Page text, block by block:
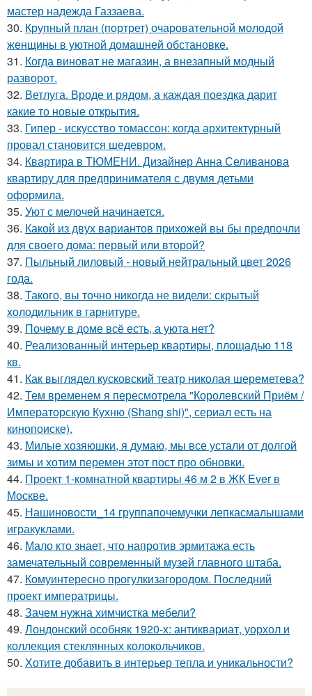
мастер надежда Газзаева.
30. Крупный план (портрет) очаровательной молодой
женщины в уютной домашней обстановке.
31. Когда виноват не магазин, а внезапный модный
разворот.
32. Ветлуга. Вроде и рядом, а каждая поездка дарит
какие то новые открытия.
33. Гипер - искусство томассон: когда архитектурный
провал становится шедевром.
34. Квартира в ТЮМЕНИ. Дизайнер Анна Селиванова
квартиру для предпринимателя с двумя детьми
оформила.
35. Уют с мелочей начинается.
36. Какой из двух вариантов прихожей вы бы предпочли
для своего дома: первый или второй?
37. Пыльный лиловый - новый нейтральный цвет 2026
года.
38. Такого, вы точно никогда не видели: скрытый
холодильник в гарнитуре.
39. Почему в доме всё есть, а уюта нет?
40. Реализованный интерьер квартиры, площадью 118
кв.
41. Как выглядел кусковский театр николая шереметева?
42. Тем временем я пересмотрела "Королевский Приём /
Императорскую Кухню (Shang shi)", сериал есть на
кинопоиске).
43. Милые хозяюшки, я думаю, мы все устали от долгой
зимы и хотим перемен этот пост про обновки.
44. Проект 1-комнатной квартиры 46 м 2 в ЖК Ever в
Москве.
45. Нашиновости_14 группапочемучки лепкасмалышами
игракуклами.
46. Мало кто знает, что напротив эрмитажа есть
замечательный современный музей главного штаба.
47. Комуинтересно прогулкизагородом. Последний
проект императрицы.
48. Зачем нужна химчистка мебели?
49. Лондонский особняк 1920-х: антиквариат, уорхол и
коллекция стеклянных колокольчиков.
50. Хотите добавить в интерьер тепла и уникальности?